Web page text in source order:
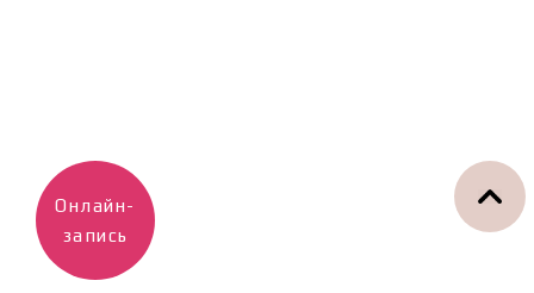
Онлайн-
запись